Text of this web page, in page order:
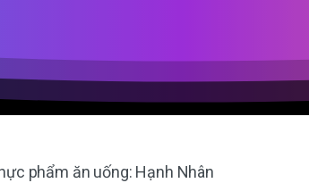
phẩm ăn uống: Hạnh Nhân